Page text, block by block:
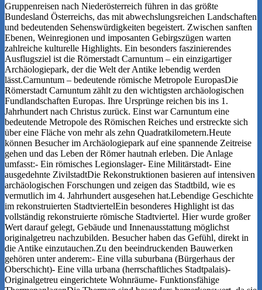
Gruppenreisen nach Niederösterreich führen in das größte
Bundesland Österreichs, das mit abwechslungsreichen Landschaften
und bedeutenden Sehenswürdigkeiten begeistert. Zwischen sanften
Ebenen, Weinregionen und imposanten Gebirgszügen warten
zahlreiche kulturelle Highlights. Ein besonders faszinierendes
Ausflugsziel ist die Römerstadt Carnuntum – ein einzigartiger
Archäologiepark, der die Welt der Antike lebendig werden
lässt.Carnuntum – bedeutende römische Metropole EuropasDie
Römerstadt Carnuntum zählt zu den wichtigsten archäologischen
Fundlandschaften Europas. Ihre Ursprünge reichen bis ins 1.
Jahrhundert nach Christus zurück. Einst war Carnuntum eine
bedeutende Metropole des Römischen Reiches und erstreckte sich
über eine Fläche von mehr als zehn Quadratkilometern.Heute
können Besucher im Archäologiepark auf eine spannende Zeitreise
gehen und das Leben der Römer hautnah erleben. Die Anlage
umfasst:- Ein römisches Legionslager- Eine Militärstadt- Eine
ausgedehnte ZivilstadtDie Rekonstruktionen basieren auf intensiven
archäologischen Forschungen und zeigen das Stadtbild, wie es
vermutlich im 4. Jahrhundert ausgesehen hat.Lebendige Geschichte
im rekonstruierten StadtviertelEin besonderes Highlight ist das
vollständig rekonstruierte römische Stadtviertel. Hier wurde großer
Wert darauf gelegt, Gebäude und Innenausstattung möglichst
originalgetreu nachzubilden. Besucher haben das Gefühl, direkt in
die Antike einzutauchen.Zu den beeindruckenden Bauwerken
gehören unter anderem:- Eine villa suburbana (Bürgerhaus der
Oberschicht)- Eine villa urbana (herrschaftliches Stadtpalais)-
Originalgetreu eingerichtete Wohnräume- Funktionsfähige